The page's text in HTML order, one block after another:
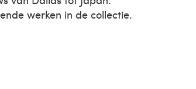
werken in de collectie.